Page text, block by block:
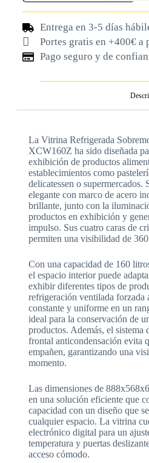
Entrega en 3-5 días
Portes gratis en +400€ a
Pago seguro y de
La Vitrina Refrigerada
XCW160Z ha sido diseñada
exhibición de productos
establecimientos como
delicatessen o supermercados.
elegante con marco de acero
brillante, junto con la
productos en exhibición y
impulso. Sus cuatro caras de
permiten una visibilidad de
Con una capacidad de 160
el espacio interior puede
exhibir diferentes tipos de
refrigeración ventilada forzada
constante y uniforme en un
ideal para la conservación de
productos. Además, el sistema
frontal anticondensación evita
empañen, garantizando una
momento.
Las dimensiones de
en una solución eficiente que
capacidad con un diseño que
cualquier espacio. La vitrina
electrónico digital para un
temperatura y puertas
acceso cómodo.